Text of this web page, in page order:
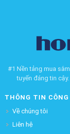
#1 Nền tảng mua
tuyến đáng tin
THÔNG TIN
Về chúng tôi
Liên hệ